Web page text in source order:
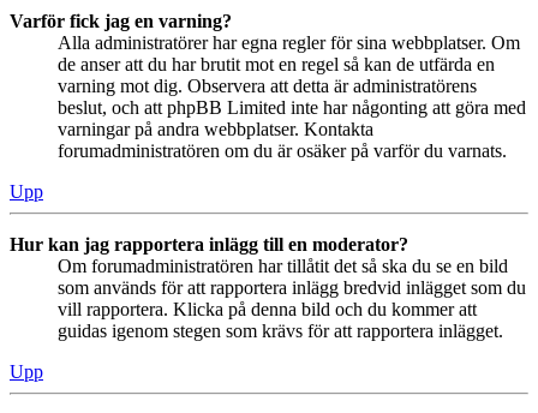
Varför fick jag en varning?
Alla administratörer har egna regler för sina webbplatser. Om
de anser att du har brutit mot en regel så kan de utfärda en
varning mot dig. Observera att detta är administratörens
beslut, och att phpBB Limited inte har någonting att göra med
varningar på andra webbplatser. Kontakta
forumadministratören om du är osäker på varför du varnats.
Upp
Hur kan jag rapportera inlägg till en moderator?
Om forumadministratören har tillåtit det så ska du se en bild
som används för att rapportera inlägg bredvid inlägget som du
vill rapportera. Klicka på denna bild och du kommer att
guidas igenom stegen som krävs för att rapportera inlägget.
Upp